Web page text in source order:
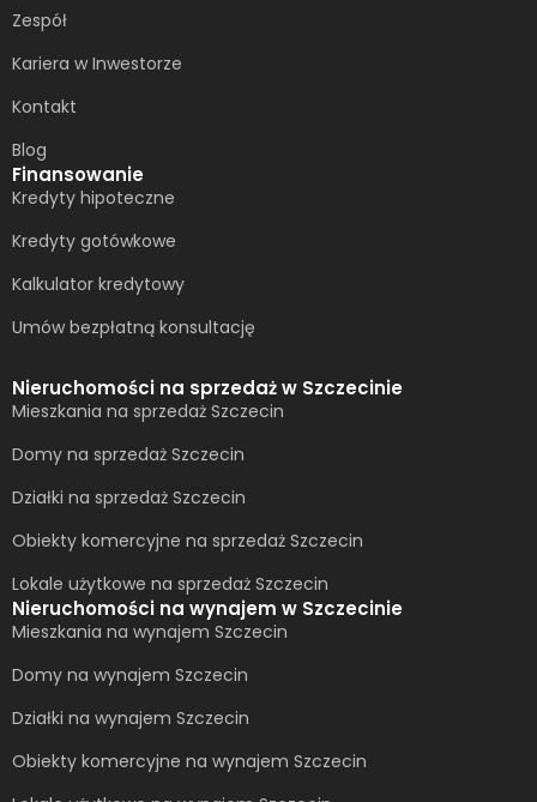
Zespół
Kariera w Inwestorze
Kontakt
Blog
Finansowanie
Kredyty hipoteczne
Kredyty gotówkowe
Kalkulator kredytowy
Umów bezpłatną konsultację​
Nieruchomości na sprzedaż w Szczecinie
Mieszkania na sprzedaż Szczecin
Domy na sprzedaż Szczecin
Działki na sprzedaż Szczecin
Obiekty komercyjne na sprzedaż Szczecin
Lokale użytkowe na sprzedaż Szczecin
Nieruchomości na wynajem w Szczecinie
Mieszkania na wynajem Szczecin
Domy na wynajem Szczecin
Działki na wynajem Szczecin
Obiekty komercyjne na wynajem Szczecin